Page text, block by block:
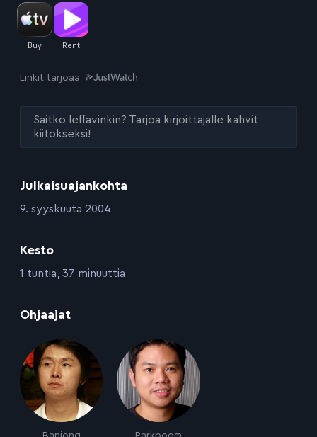
Julkaisuajankohta
:9. syyskuuta 2004
Kesto
:1 tuntia, 37 minuuttia
Ohjaajat
Linkit tarjoaa
Saitko leffavinkin? Tarjoa kirjoittajalle kahvit
kiitokseksi!